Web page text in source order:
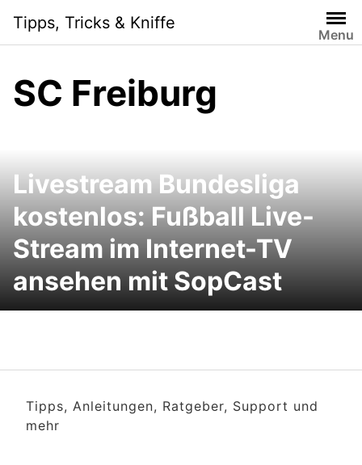
content
Tipps, Tricks & Kniffe
Menu
SC Freiburg
Livestream Bundesliga
kostenlos: Fußball Live-
Stream im Internet-TV
ansehen mit SopCast
Tipps, Anleitungen, Ratgeber, Support und
mehr